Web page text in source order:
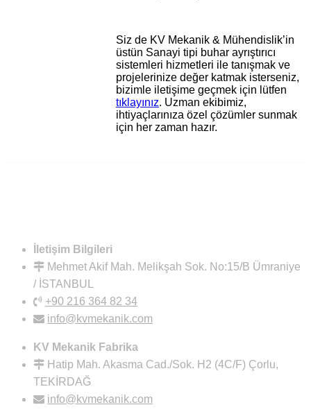
Siz de KV Mekanik & Mühendislik’in
üstün Sanayi tipi buhar ayrıştırıcı
sistemleri hizmetleri ile tanışmak ve
projelerinize değer katmak isterseniz,
bizimle iletişime geçmek için lütfen
tıklayınız. Uzman ekibimiz,
ihtiyaçlarınıza özel çözümler sunmak
için her zaman hazır.
İletişim Bilgileri
Mehmet Akif Mah. Melikşah Sok. No:15/B Ümraniye
/ İSTANBUL
+90 216 364 82 34
info@kvmekanik.com
KV Mekanik Fabrika
Hatip Mah. Akasma Cad./Sok. H2 (4C/F) Çorlu,
TEKİRDAĞ
info@kvmekanik.com